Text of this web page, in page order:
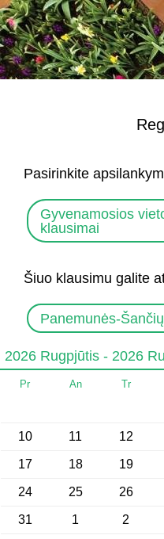
Pasirinkite
Gyvenamosios
klausimai
Šiuo klausimu galite
Panemunės-
2026 Rugpjūtis - 2026
Pr An Tr
10 11 12
17 18 19
24 25 26
31 1 2